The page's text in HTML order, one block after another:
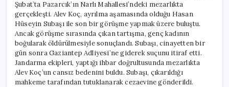
Cezayı
Almasını
Talep
Ediyor
için
Şubat’ta Pazarcık’ın Narlı Mahallesi’ndeki mezarlıkta
gerçekleşti. Alev Koç, ayrılma aşamasında olduğu Hasan
Hüseyin Subaşı ile son bir görüşme yapmak üzere buluştu.
Ancak görüşme sırasında çıkan tartışma, genç kadının
boğularak öldürülmesiyle sonuçlandı. Subaşı, cinayetten bir
gün sonra Gaziantep Adliyesi’ne giderek suçunu itiraf etti.
Jandarma ekipleri, yaptığı ihbar doğrultusunda mezarlıkta
Alev Koç’un cansız bedenini buldu. Subaşı, çıkarıldığı
mahkeme tarafından tutuklanarak cezaevine gönderildi.